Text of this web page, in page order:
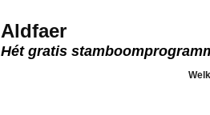
Aldfaer
Hét gratis